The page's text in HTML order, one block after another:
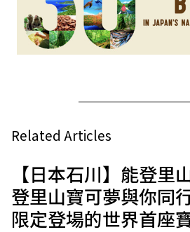
Related Articles
【日本石川】能登里
登里山寶可夢與你同
限定登場的世界首座